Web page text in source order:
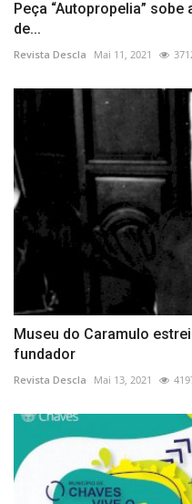
Peça “Autopropelia”
de...
Revista Descla Mai 11, 2021
Museu do Caramulo
fundador
Revista Descla Mai 13, 2021